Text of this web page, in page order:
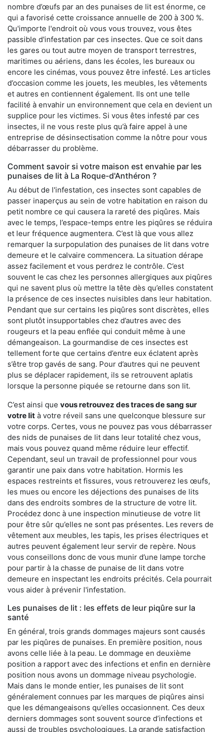
nombre d’œufs par an des punaises de lit est énorme, ce
qui a favorisé cette croissance annuelle de 200 à 300 %.
Qu'importe l'endroit où vous vous trouvez, vous êtes
passible d'infestation par ces insectes. Que ce soit dans
les gares ou tout autre moyen de transport terrestres,
maritimes ou aériens, dans les écoles, les bureaux ou
encore les cinémas, vous pouvez être infesté. Les articles
d’occasion comme les jouets, les meubles, les vêtements
et autres en contiennent également. Ils ont une telle
facilité à envahir un environnement que cela en devient un
supplice pour les victimes. Si vous êtes infesté par ces
insectes, il ne vous reste plus qu’à faire appel à une
entreprise de désinsectisation comme la nôtre pour vous
débarrasser du problème.
Comment savoir si votre maison est envahie par les
punaises de lit à La Roque-d'Anthéron ?
Au début de l'infestation, ces insectes sont capables de
passer inaperçus au sein de votre habitation en raison du
petit nombre ce qui causera la rareté des piqûres. Mais
avec le temps, l’espace-temps entre les piqûres se réduira
et leur fréquence augmentera. C’est là que vous allez
remarquer la surpopulation des punaises de lit dans votre
demeure et le calvaire commencera. La situation dérape
assez facilement et vous perdrez le contrôle. C’est
souvent le cas chez les personnes allergiques aux piqûres
qui ne savent plus où mettre la tête dès qu’elles constatent
la présence de ces insectes nuisibles dans leur habitation.
Pendant que sur certains les piqûres sont discrètes, elles
sont plutôt insupportables chez d’autres avec des
rougeurs et la peau enflée qui conduit même à une
démangeaison. La gourmandise de ces insectes est
tellement forte que certains d’entre eux éclatent après
s’être trop gavés de sang. Pour d’autres qui ne peuvent
plus se déplacer rapidement, ils se retrouvent aplatis
lorsque la personne piquée se retourne dans son lit.
C’est ainsi que vous retrouvez des traces de sang sur
votre lit à votre réveil sans une quelconque blessure sur
votre corps. Certes, vous ne pouvez pas vous débarrasser
des nids de punaises de lit dans leur totalité chez vous,
mais vous pouvez quand même réduire leur effectif.
Cependant, seul un travail de professionnel pour vous
garantir une paix dans votre habitation. Hormis les
espaces restreints et fissures, vous retrouverez les œufs,
les mues ou encore les déjections des punaises de lits
dans des endroits sombres de la structure de votre lit.
Procédez donc à une inspection minutieuse de votre lit
pour être sûr qu’elles ne sont pas présentes. Les revers de
vêtement aux meubles, les tapis, les prises électriques et
autres peuvent également leur servir de repère. Nous
vous conseillons donc de vous munir d’une lampe torche
pour partir à la chasse de punaise de lit dans votre
demeure en inspectant les endroits précités. Cela pourrait
vous aider à prévenir l'infestation.
Les punaises de lit : les effets de leur piqûre sur la
santé
En général, trois grands dommages majeurs sont causés
par les piqûres de punaises. En première position, nous
avons celle liée à la peau. Le dommage en deuxième
position a rapport avec des infections et enfin en dernière
position nous avons un dommage niveau psychologie.
Mais dans le monde entier, les punaises de lit sont
généralement connues par les marques de piqûres ainsi
que les démangeaisons qu’elles occasionnent. Ces deux
derniers dommages sont souvent source d’infections et
aussi de troubles psychologiques. La grande satisfaction